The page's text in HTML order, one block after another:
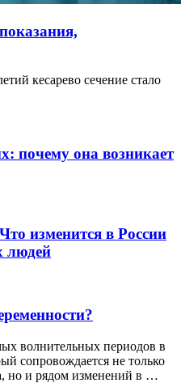
кесарево сечение стало
почему она возникает
изменится в России
людей
волнительных периодов в
сопровождается не только
но и рядом изменений в …